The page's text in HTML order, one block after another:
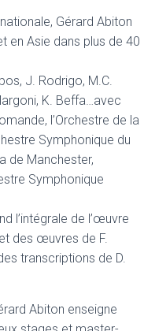
Gérard Abiton
en Asie dans plus de 40
J. Rodrigo, M.C.
K. Beffa…avec
l’Orchestre de la
Symphonique du
de Manchester,
Symphonique
l’intégrale de l’œuvre
des œuvres de F.
transcriptions de D.
Abiton enseigne